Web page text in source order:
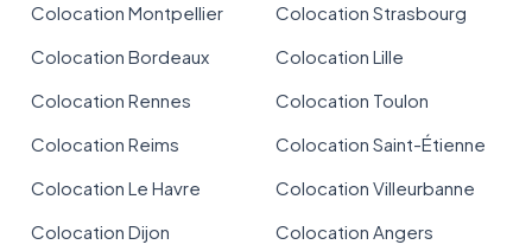
Colocation Montpellier
Colocation Strasbourg
Colocation Bordeaux
Colocation Lille
Colocation Rennes
Colocation Toulon
Colocation Reims
Colocation Saint-Étienne
Colocation Le Havre
Colocation Villeurbanne
Colocation Dijon
Colocation Angers